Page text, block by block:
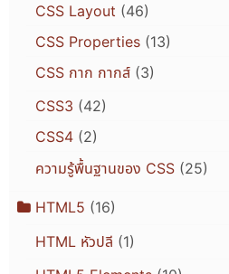
CSS Layout (46)
CSS Properties(13)
CSS กาก กากส์(3)
CSS3 (42)
CSS4(2)
ความรู้พื้นฐานของ CSS(25)
HTML5 (16)
HTML หัวปลี (1)